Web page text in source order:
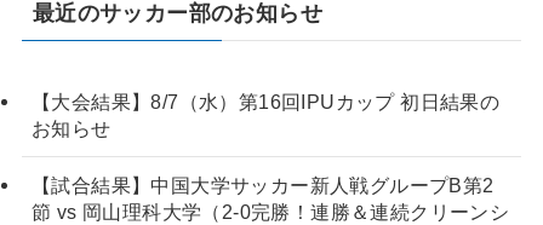
最近のサッカー部のお知らせ
【大会結果】8/7（水）第16回IPUカップ 初日結果の
お知らせ
【試合結果】中国大学サッカー新人戦グループB第2
節 vs 岡山理科大学（2-0完勝！連勝＆連続クリーンシ